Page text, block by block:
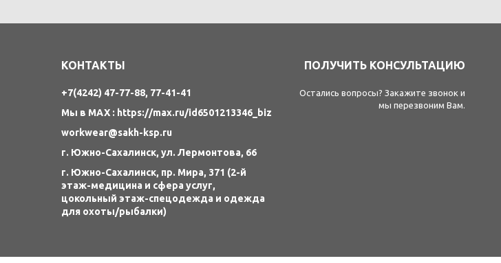
КОНТАКТЫ
+7(4242) 47-77-88, 77-41-41
Мы в MAX : https://max.ru/id6501213346_biz
workwear@sakh-ksp.ru
г. Южно-Сахалинск, ул. Лермонтова, 66
г. Южно-Сахалинск, пр. Мира, 371 (2-й
этаж-медицина и сфера услуг,
цокольный этаж-спецодежда и одежда
для охоты/рыбалки)
ПОЛУЧИТЬ КОНСУЛЬТАЦИЮ
Остались вопросы? Закажите звонок и
мы перезвоним Вам.